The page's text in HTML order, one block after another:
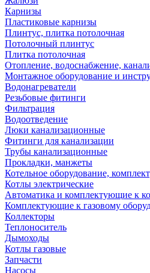
Карнизы
Пластиковые карнизы
Плинтус, плитка потолочная
Потолочный плинтус
Плитка потолочная
Отопление, водоснабжение,
Монтажное оборудование и
Водонагреватели
Резьбовые фитинги
Фильтрация
Водоотведение
Люки канализационные
Фитинги для канализации
Трубы канализационные
Прокладки, манжеты
Котельное оборудование,
Котлы электрические
Автоматика и комплектующие к
Комплектующие к газовому
Коллекторы
Теплоноситель
Дымоходы
Котлы газовые
Запчасти
Насосы